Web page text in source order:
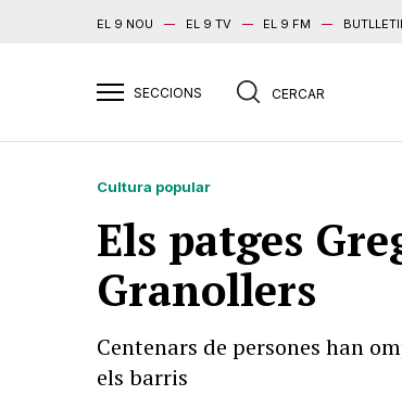
EL 9 NOU EL 9 TV EL 9 FM
Cultura popular
Els patges
Granollers
Centenars de persones han
els barris